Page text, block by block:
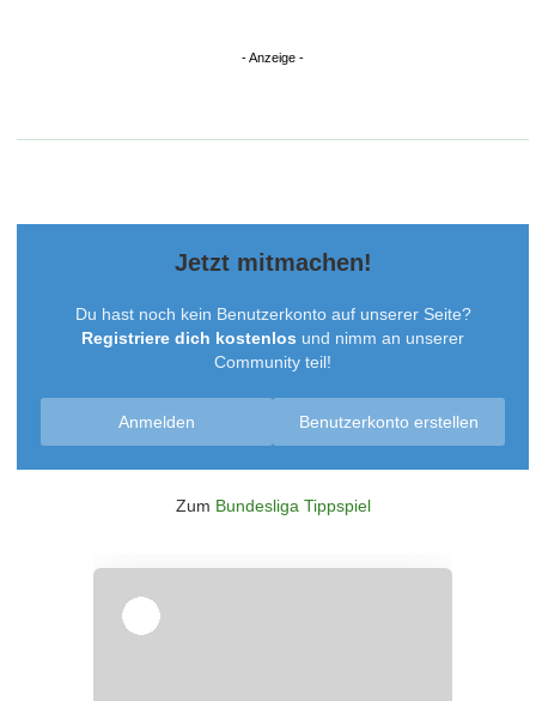
Jetzt mitmachen!
Du hast noch kein Benutzerkonto auf unserer Seite?
Registriere dich kostenlos und nimm an unserer
Community teil!
Benutzerkonto erstellen
Anmelden
Zum Bundesliga Tippspiel